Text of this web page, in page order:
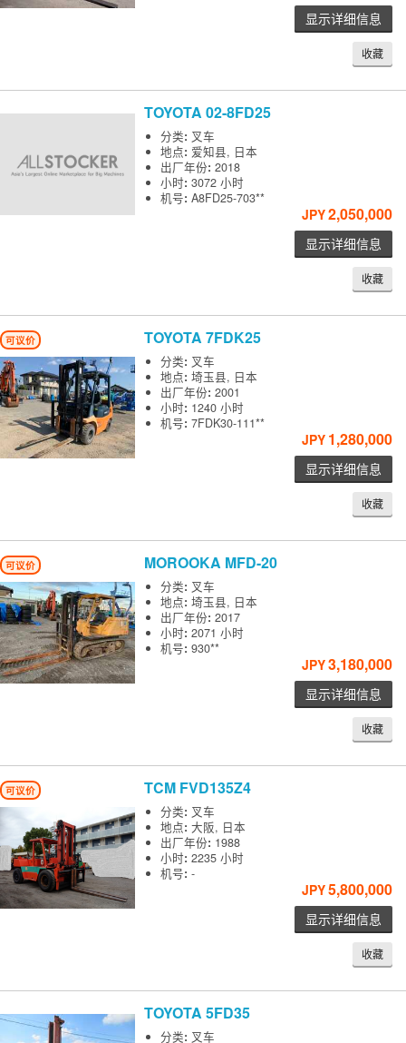
显示详细信息
收藏
TOYOTA02-8FD25
分类: 叉车
地点: 爱知县, 日本
出厂年份:2018
小时:3072 小时
机号:A8FD25-703**
JPY2,050,000
显示详细信息
收藏
可议价 TOYOTA7FDK25
分类: 叉车
地点:埼玉县, 日本
出厂年份:2001
小时: 1240 小时
机号:7FDK30-111**
JPY 1,280,000
显示详细信息
收藏
可议价 MOROOKA MFD-20
分类: 叉车
地点:埼玉县, 日本
出厂年份:2017
小时:2071 小时
机号:930**
JPY3,180,000
显示详细信息
收藏
可议价 TCM FVD135Z4
分类: 叉车
地点:大阪, 日本
出厂年份: 1988
小时:2235 小时
机号:-
JPY5,800,000
显示详细信息
收藏
TOYOTA5FD35
分类: 叉车